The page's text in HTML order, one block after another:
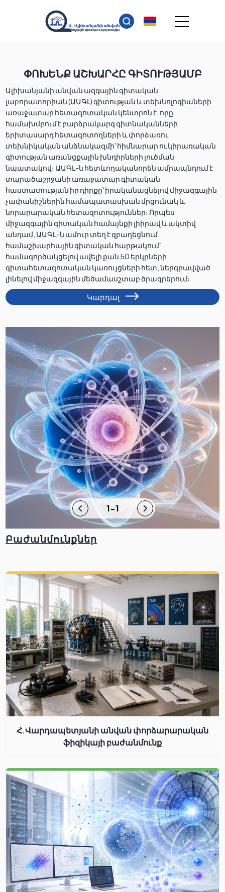
ՓՈԽԵՆՔ ԱՇԽԱՐՀԸ ԳԻՏՈՒԹՅԱՄԲ
Ալիխանյանի անվան ազգային գիտական
լաբորատորիան (ԱԱԳԼ) գիտության և տեխնոլոգիաների
առաջատար հետազոտական կենտրոն է, որը
համախմբում է բարձրակարգ գիտնականների,
երիտասարդ հետազոտողների և փորձառու
տեխնիկական անձնակազմի՝ հիմնարար ու կիրառական
գիտության առանցքային խնդիրների լուծման
նպատակով։ ԱԱԳԼ-ն հետևողականորեն ամրապնդում է
տարածաշրջանի առաջատար գիտական
հաստատության իր դիրքը՝ իրականացնելով միջազգային
չափանիշներին համապատասխան մրցունակ և
նորարարական հետազոտություններ։ Որպես
միջազգային գիտական համայնքի լիիրավ և ակտիվ
անդամ, ԱԱԳԼ-ն ամուր տեղ է զբաղեցնում
համաշխարհային գիտական հարթակում՝
համագործակցելով ավելի քան 50 երկրների
գիտահետազոտական կառույցների հետ, ներգրավված
լինելով միջազգային մեծամասշտաբ ծրագրերում։
Կարդալ
1-1
Բաժանմունքներ
Հ.Վարդապետյանի անվան փորձարարական
ֆիզիկայի բաժանմունք